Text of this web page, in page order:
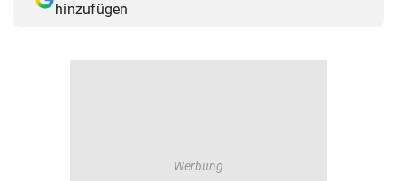
hinzufügen